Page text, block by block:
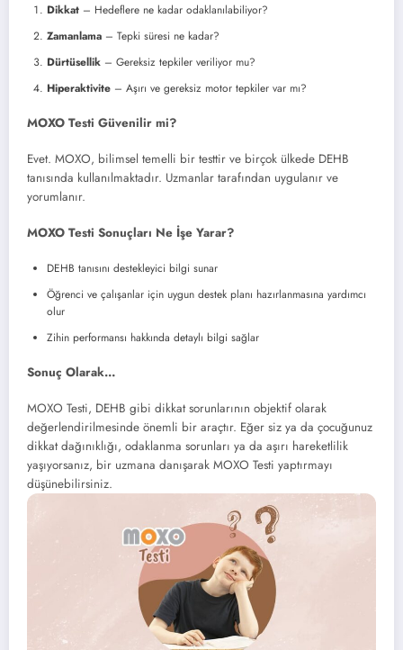
Dikkat – Hedeflere ne kadar odaklanılabiliyor?
Zamanlama – Tepki süresi ne kadar?
Dürtüsellik – Gereksiz tepkiler veriliyor mu?
Hiperaktivite – Aşırı ve gereksiz motor tepkiler var mı?
MOXO Testi Güvenilir mi?
Evet. MOXO, bilimsel temelli bir testtir ve birçok ülkede DEHB
tanısında kullanılmaktadır. Uzmanlar tarafından uygulanır ve
yorumlanır.
MOXO Testi Sonuçları Ne İşe Yarar?
DEHB tanısını destekleyici bilgi sunar
Öğrenci ve çalışanlar için uygun destek planı hazırlanmasına yardımcı
olur
Zihin performansı hakkında detaylı bilgi sağlar
Sonuç Olarak…
MOXO Testi, DEHB gibi dikkat sorunlarının objektif olarak
değerlendirilmesinde önemli bir araçtır. Eğer siz ya da çocuğunuz
dikkat dağınıklığı, odaklanma sorunları ya da aşırı hareketlilik
yaşıyorsanız, bir uzmana danışarak MOXO Testi yaptırmayı
düşünebilirsiniz.